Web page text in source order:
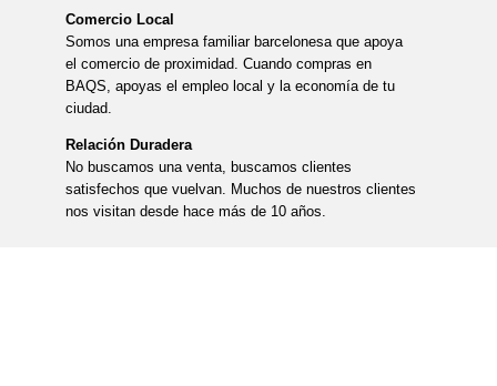
Comercio Local
Somos una empresa familiar barcelonesa que apoya
el comercio de proximidad. Cuando compras en
BAQS, apoyas el empleo local y la economía de tu
ciudad.
Relación Duradera
No buscamos una venta, buscamos clientes
satisfechos que vuelvan. Muchos de nuestros clientes
nos visitan desde hace más de 10 años.